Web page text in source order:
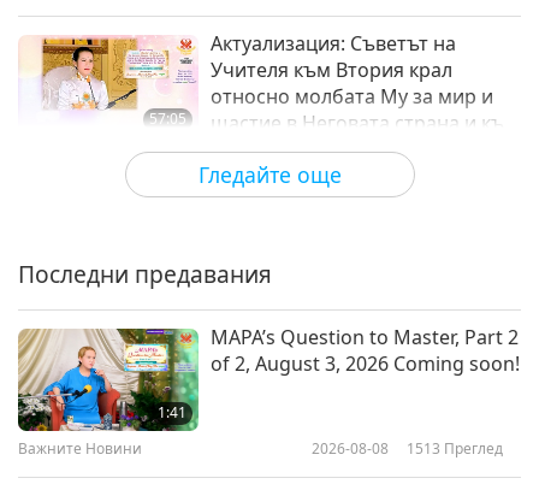
Гледайте още
57:05
Актуализация: Съветът на
Учителя към Втория крал
относно молбата Му за мир и
щастие в Неговата страна и към
Островния крал относно
молбата Му за прошка/мир и
Неговото здраве, част 1 от 2
Между Учителя и учениците 2025-04-14 5775
57:23
последствия от ядрения синтез,
част 1 от 2
Двамата крале трябва да
Последни предавания
1:41
MAPA’s Question to Master, Part 2
of 2, August 3, 2026 Coming soon!
Важните Новини 2026-08-08 1513 Преглед